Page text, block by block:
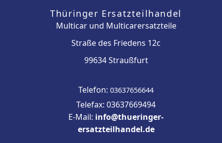
Thüringer Ersatzteilhandel
Multicar und Multicarersatzteile
Straße des Friedens 12c
99634 Straußfurt
Telefon: 03637656644
Telefax: 03637669494
E-Mail: info@thueringer-
ersatzteilhandel.de